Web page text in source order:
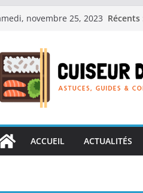
novembre 25, 2023 Récents
ACCUEIL
ACTUALITÉS